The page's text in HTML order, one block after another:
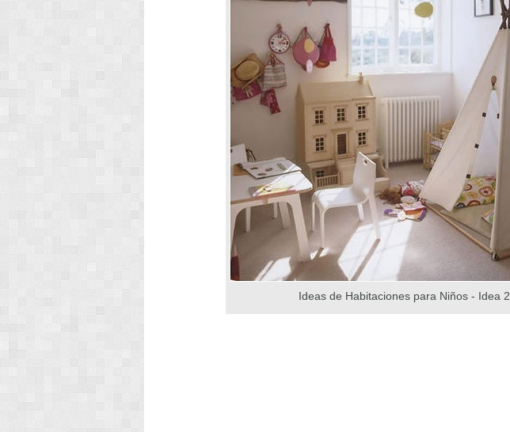
Ideas de Habitaciones para Niños - Idea 2